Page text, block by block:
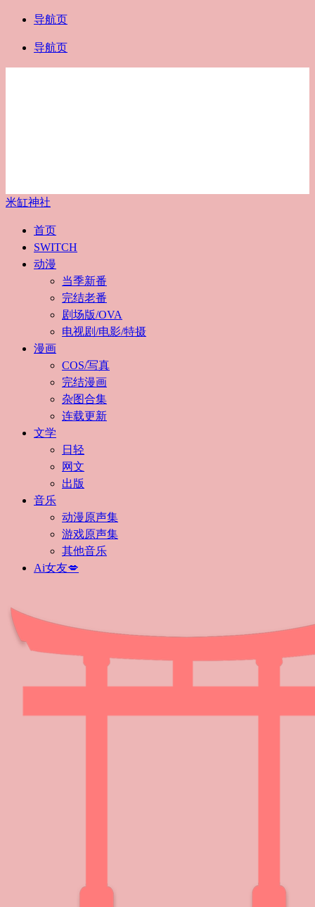
导航页
导航页
米缸神社
首页
SWITCH
动漫
当季新番
完结老番
剧场版/OVA
电视剧/电影/特摄
漫画
COS/写真
完结漫画
杂图合集
连载更新
文学
日轻
网文
出版
音乐
动漫原声集
游戏原声集
其他音乐
Ai女友💋